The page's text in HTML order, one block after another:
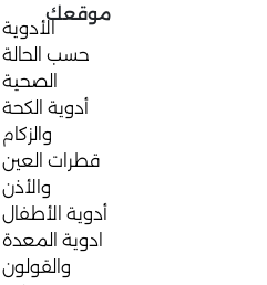
موقعك
الأدوية
حسب الحالة
الصحية
أدوية الكحة
والزكام
قطرات العين
والأذن
أدوية الأطفال
ادوية المعدة
والقولون